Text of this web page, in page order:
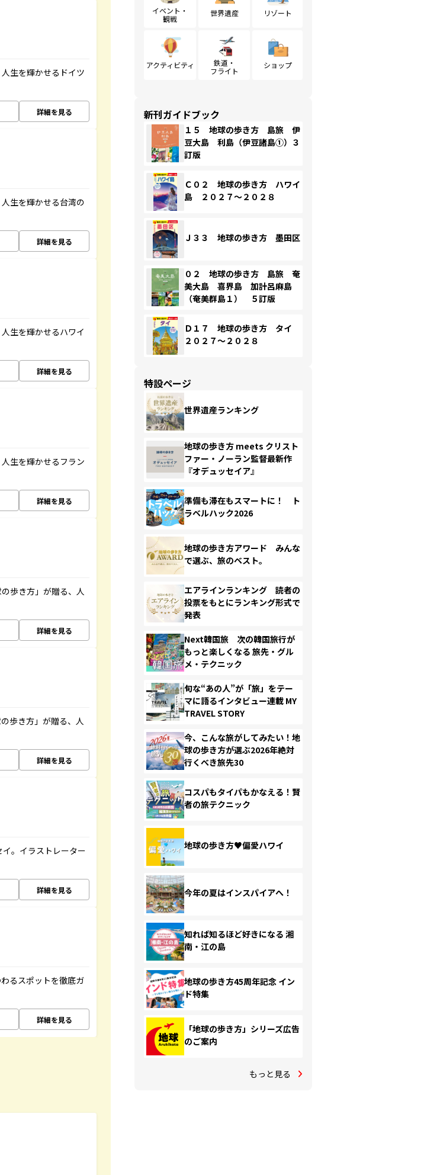
生を輝かせるドイツ
詳細を見る
生を輝かせる台湾の
詳細を見る
生を輝かせるハワイ
詳細を見る
生を輝かせるフラン
詳細を見る
歩き方」が贈る、人
詳細を見る
歩き方」が贈る、人
詳細を見る
。イラストレーター
詳細を見る
るスポットを徹底ガ
詳細を見る
イベント・
観戦
世界遺産 リゾート
アクティビティ
鉄道・
フライト
ショップ
新刊ガイドブック
１５ 地球の歩き方 島旅 伊
豆大島 利島（伊豆諸島①）３
訂版
Ｃ０２ 地球の歩き方 ハワイ
島 ２０２７～２０２８
Ｊ３３ 地球の歩き方 墨田区
０２ 地球の歩き方 島旅 奄
美大島 喜界島 加計呂麻島
（奄美群島１） ５訂版
Ｄ１７ 地球の歩き方 タイ
２０２７～２０２８
特設ページ
世界遺産ランキング
地球の歩き方 meets クリスト
ファー・ノーラン監督最新作
『オデュッセイア』
準備も滞在もスマートに！ ト
ラベルハック2026
地球の歩き方アワード みんな
で選ぶ、旅のベスト。
エアラインランキング 読者の
投票をもとにランキング形式で
発表
Next韓国旅 次の韓国旅行が
もっと楽しくなる 旅先・グル
メ・テクニック
旬な“あの人”が「旅」をテー
マに語るインタビュー連載 MY
TRAVEL STORY
今、こんな旅がしてみたい！地
球の歩き方が選ぶ2026年絶対
行くべき旅先30
コスパもタイパもかなえる！賢
者の旅テクニック
地球の歩き方♥偏愛ハワイ
今年の夏はインスパイアへ！
知れば知るほど好きになる 湘
南・江の島
地球の歩き方45周年記念 イン
ド特集
「地球の歩き方」シリーズ広告
のご案内
もっと見る